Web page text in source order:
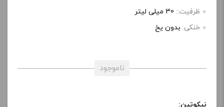
ظرفیت:: 30 میلی‌ لیتر
خنکی: بدون یخ
ناموجود
نیکوتین: